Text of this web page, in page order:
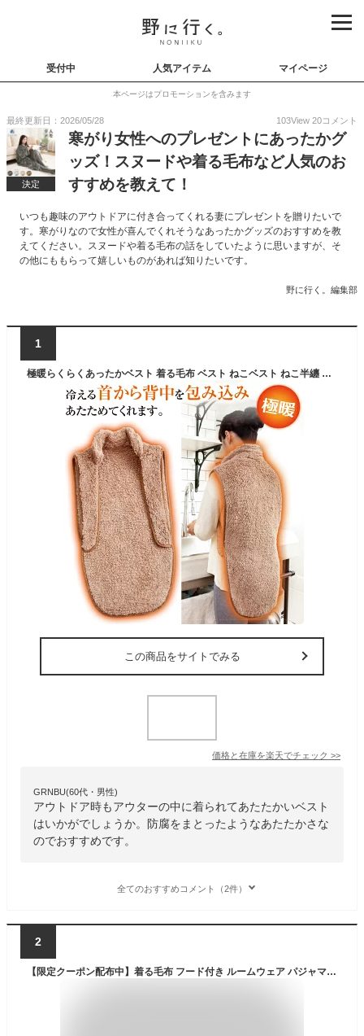
受付中 人気アイテム マイページ
本ページはプロモーションを含みます
最終更新日：2026/05/28 103View 20コメント
決定
寒がり女性へのプレゼントにあったかグ
ッズ！スヌードや着る毛布など人気のお
すすめを教えて！
いつも趣味のアウトドアに付き合ってくれる妻にプレゼントを贈りたいで
す。寒がりなので女性が喜んでくれそうなあったかグッズのおすすめを教
えてください。スヌードや着る毛布の話をしていたように思いますが、そ
の他にももらって嬉しいものがあれば知りたいです。
野に行く。編集部
1
極暖らくらくあったかベスト 着る毛布 ベスト ねこベスト ねこ半纏 防寒着 冷え性 毛布 着る 暖かい あたたかい 子供 防災 グッズ アイテム 冷え 対策 寒さ対策 デスクワーク テレワーク あったかグッズ 前あき 冷えとり 首 背中 腰
この商品をサイトでみる
価格と在庫を楽天でチェック >>
GRNBU(60代・男性)
アウトドア時もアウターの中に着られてあたたかいベスト
はいかがでしょうか。防腐をまとったようなあたたかさな
のでおすすめです。
全てのおすすめコメント（2件）
2
【限定クーポン配布中】着る毛布 フード付き ルームウェア パジャマ 部屋着 フリーサイズ 静電気防止 洗える ロング メンズ レディース ナイトウェア ガウン かわいい ブランケット 着るブランケット ナイトガウン 毛布 防寒着 丸洗い 洗濯 もこもこ